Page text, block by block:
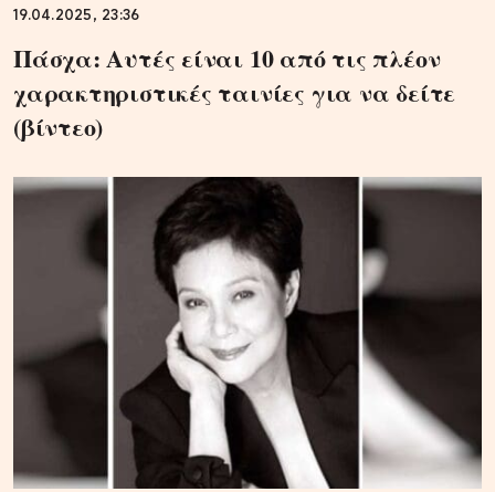
19.04.2025, 23:36
Πάσχα: Αυτές είναι 10 από τις πλέον
χαρακτηριστικές ταινίες για να δείτε
(βίντεο)